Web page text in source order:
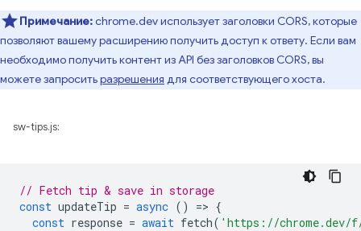
Примечание:chrome.dev использует заголовки CORS, которые
позволяют вашему расширению получить доступ к ответу. Если вам
необходимо получить контент из API без заголовков CORS, вы
можете запроситьразрешения для соответствующего хоста.
sw-tips.js:
// Fetch tip & save in storage
const updateTip = async () => {
const response = await fetch( 'https://chrome.dev/